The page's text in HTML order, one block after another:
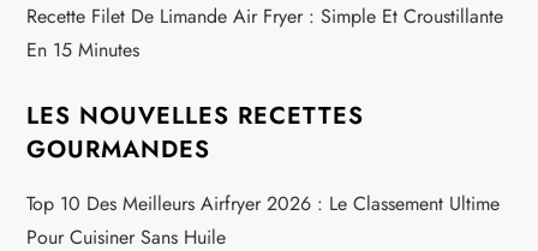
Recette Filet De Limande Air Fryer : Simple Et Croustillante
En 15 Minutes
LES NOUVELLES RECETTES
GOURMANDES
Top 10 Des Meilleurs Airfryer 2026 : Le Classement Ultime
Pour Cuisiner Sans Huile